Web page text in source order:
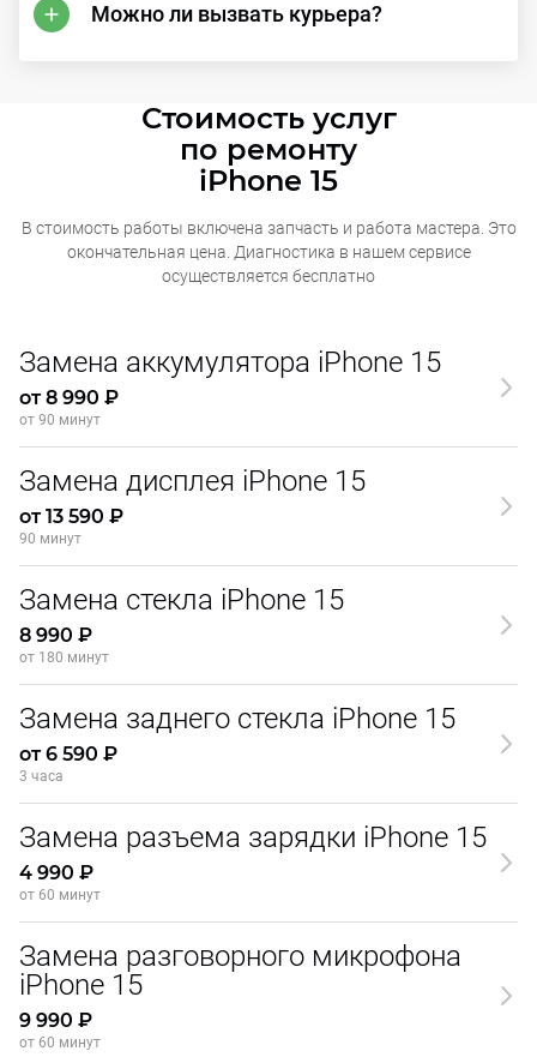
Можно ли вызвать курьера?
Стоимость услуг
по ремонту
iPhone 15
В стоимость работы включена запчасть и работа мастера. Это
окончательная цена. Диагностика в нашем сервисе
осуществляется бесплатно
Замена аккумулятора iPhone 15
от 8 990 ₽
от 90 минут
Замена дисплея iPhone 15
от 13 590 ₽
90 минут
Замена стекла iPhone 15
8 990 ₽
от 180 минут
Замена заднего стекла iPhone 15
от 6 590 ₽
3 часа
Замена разъема зарядки iPhone 15
4 990 ₽
от 60 минут
Замена разговорного микрофона
iPhone 15
9 990 ₽
от 60 минут